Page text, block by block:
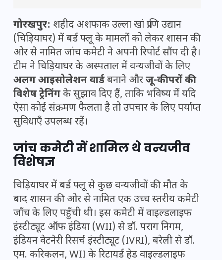
गोरखपुर: शहीद अशफाक उल्ला खां प्राणि उद्यान
(चिड़ियाघर) में बर्ड फ्लू के मामलों को लेकर शासन की
ओर से नामित जांच कमेटी ने अपनी रिपोर्ट सौंप दी है।
टीम ने चिड़ियाघर के अस्पताल में वन्यजीवों के लिए
अलग आइसोलेशन वार्डबनाने औरजू-कीपरों की
विशेष ट्रेनिंगके सुझाव दिए हैं, ताकि भविष्य में यदि
ऐसा कोई संक्रमण फैलता है तो उपचार के लिए पर्याप्त
सुविधाएँ उपलब्ध रहें।
जांच कमेटी में शामिल थे वन्यजीव
विशेषज्ञ
चिड़ियाघर में बर्ड फ्लू से कुछ वन्यजीवों की मौत के
बाद शासन की ओर से नामित एक उच्च स्तरीय कमेटी
जाँच के लिए पहुँची थी। इस कमेटी में वाइल्डलाइफ
इंस्टीट्यूट ऑफ इंडिया (WII) से डॉ. पराग निगम,
इंडियन वेटनेरी रिसर्च इंस्टीट्यूट (IVRI), बरेली से डॉ.
एम. करिकलन, WII के रिटायर्ड हेड वाइल्डलाइफ